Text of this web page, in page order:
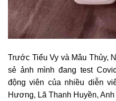
Trước Tiểu Vy và Mâu Thủy,
sẻ ảnh mình đang test
động viên của nhiều diễn
Hương, Lã Thanh Huyền,